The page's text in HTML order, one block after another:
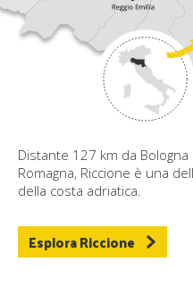
Distante 127 km da
Romagna, Riccione è una
della costa adriatica.
Esplora Riccione